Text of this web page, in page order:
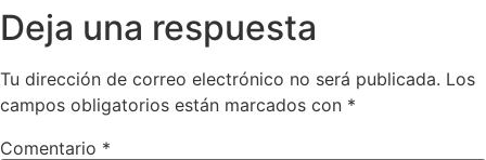
Deja una respuesta
Tu dirección de correo electrónico no será publicada. Los
campos obligatorios están marcados con *
Comentario *